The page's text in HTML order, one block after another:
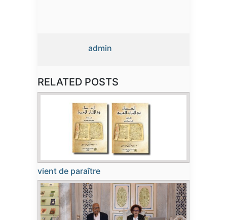
admin
RELATED POSTS
vient de paraître